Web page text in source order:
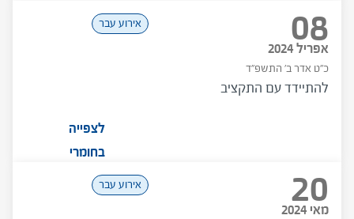
המפגש
08
אפריל 2024
כ"ט אדר ב' התשפ"ד
להתיידד עם התקציב
אירוע עבר
לצפייה
בחומרי
המפגש
20
מאי 2024
אירוע עבר